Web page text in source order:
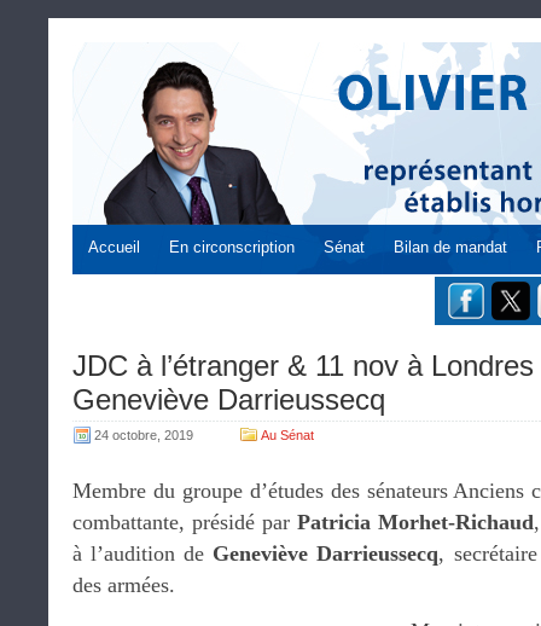
Accueil En circonscription Sénat Bilan de mandat
JDC à l’étranger & 11 nov à
Geneviève Darrieussecq
24 octobre, 2019 Au Sénat
Membre du groupe d’études des sénateurs
combattante, présidé parPatricia Morhet-Richaud
à l’audition de Geneviève Darrieussecq,
des armées.